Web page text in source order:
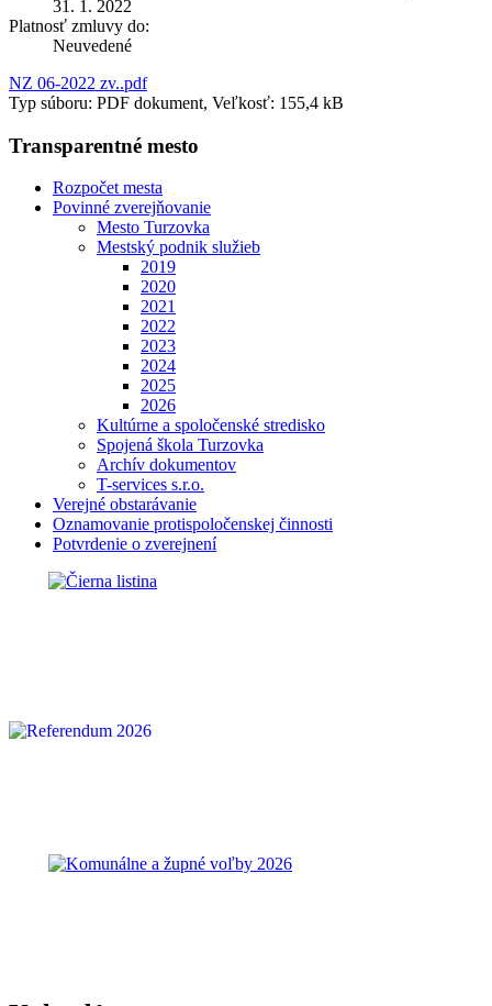
31. 1. 2022
Platnosť zmluvy do:
Neuvedené
NZ 06-2022 zv..pdf
Typ súboru: PDF dokument, Veľkosť: 155,4 kB
Transparentné mesto
Rozpočet mesta
Povinné zverejňovanie
Mesto Turzovka
Mestský podnik služieb
2019
2020
2021
2022
2023
2024
2025
2026
Kultúrne a spoločenské stredisko
Spojená škola Turzovka
Archív dokumentov
T-services s.r.o.
Verejné obstarávanie
Oznamovanie protispoločenskej činnosti
Potvrdenie o zverejnení